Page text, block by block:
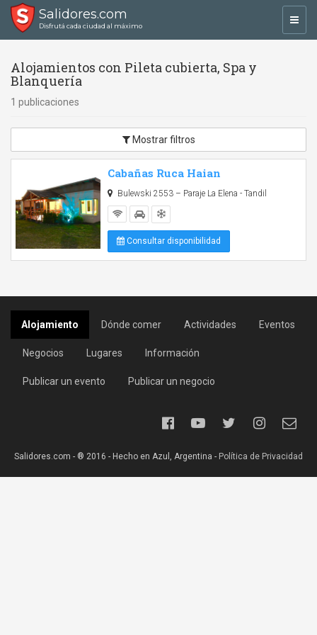
Salidores.com
Disfrutá cada ciudad al máximo
Alojamientos con Pileta cubierta, Spa y
Blanquería
1 publicaciones
Mostrar filtros
Cabañas Ruca Haian
Bulewski 2553 – Paraje La Elena - Tandil
Consultar disponibilidad
Alojamiento Dónde comer Actividades Eventos
Negocios Lugares Información
Publicar un evento Publicar un negocio
Salidores.com - ® 2016 - Hecho en Azul, Argentina - Política de Privacidad